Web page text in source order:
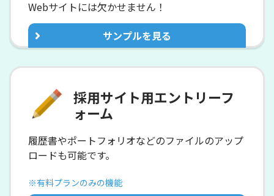
Webサイトには欠かせません！
サンプルを見る
採用サイト用エントリーフ
ォーム
履歴書やポートフォリオなどのファイルのアップ
ロードも可能です。
※有料プランのみの機能